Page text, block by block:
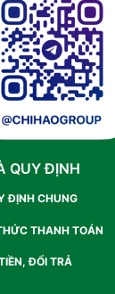
QUY ĐỊNH
ĐỊNH CHUNG
THANH TOÁN
ĐỔI TRẢ